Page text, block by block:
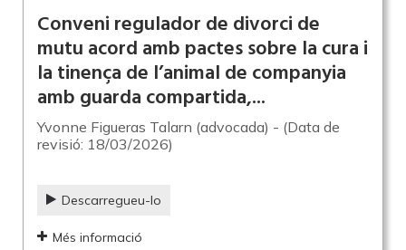
Conveni regulador de divorci de
mutu acord amb pactes sobre la cura i
la tinença de l’animal de companyia
amb guarda compartida,...
Yvonne Figueras Talarn (advocada) - (Data de
revisió: 18/03/2026)
Descarregueu-lo
Més informació